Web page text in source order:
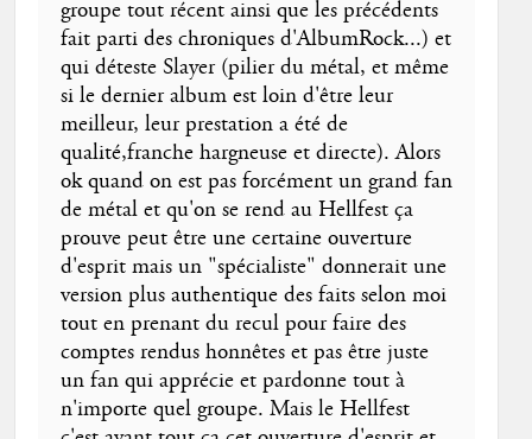
groupe tout récent ainsi que les précédents
fait parti des chroniques d'AlbumRock...) et
qui déteste Slayer (pilier du métal, et même
si le dernier album est loin d'être leur
meilleur, leur prestation a été de
qualité,franche hargneuse et directe). Alors
ok quand on est pas forcément un grand fan
de métal et qu'on se rend au Hellfest ça
prouve peut être une certaine ouverture
d'esprit mais un "spécialiste" donnerait une
version plus authentique des faits selon moi
tout en prenant du recul pour faire des
comptes rendus honnêtes et pas être juste
un fan qui apprécie et pardonne tout à
n'importe quel groupe. Mais le Hellfest